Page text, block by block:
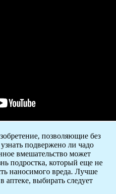
позволяющие без
подвержено ли чадо
вмешательство может
подростка, который еще не
наносимого вреда. Лучше
аптеке, выбирать следует